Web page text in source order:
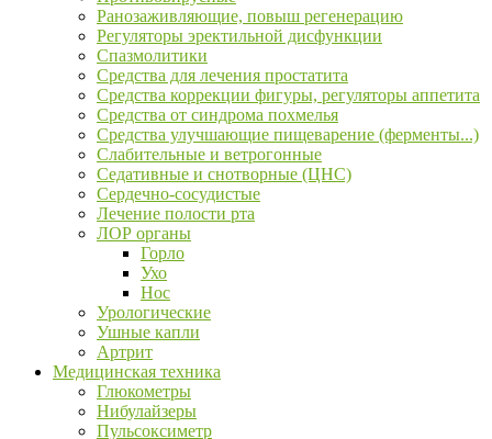
Ранозаживляющие, повыш регенерацию
Регуляторы эректильной дисфункции
Спазмолитики
Средства для лечения простатита
Средства коррекции фигуры, регуляторы аппетита
Средства от синдрома похмелья
Средства улучшающие пищеварение (ферменты...)
Слабительные и ветрогонные
Седативные и снотворные (ЦНС)
Сердечно-сосудистые
Лечение полости рта
ЛОР органы
Горло
Ухо
Нос
Урологические
Ушные капли
Артрит
Медицинская техника
Глюкометры
Нибулайзеры
Пульсоксиметр